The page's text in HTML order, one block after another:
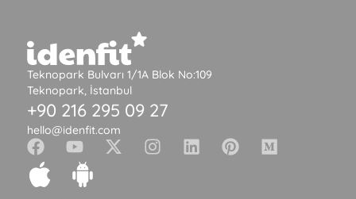
Teknopark Bulvarı 1/1A Blok No:109
Teknopark, İstanbul
+90 216 295 09 27
hello@idenfit.com